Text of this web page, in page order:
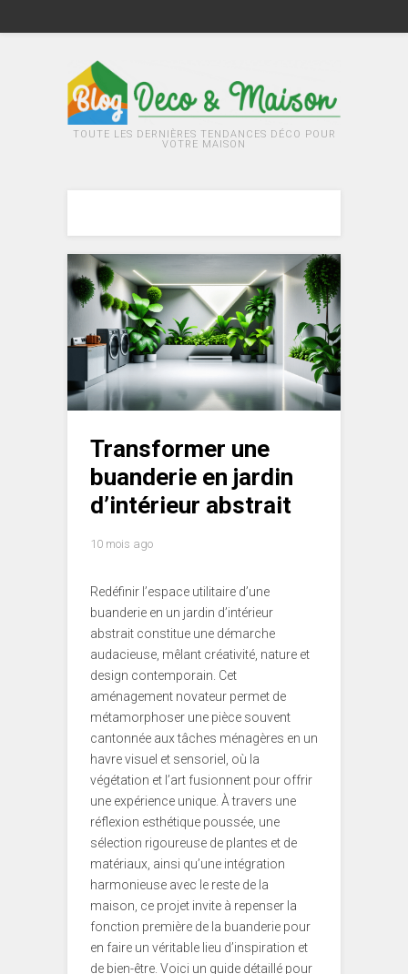
TOUTE LES DERNIÈRES TENDANCES DÉCO POUR
VOTRE MAISON
Transformer une
buanderie en jardin
d’intérieur abstrait
10 mois ago
Redéfinir l’espace utilitaire d’une
buanderie en un jardin d’intérieur
abstrait constitue une démarche
audacieuse, mêlant créativité, nature et
design contemporain. Cet
aménagement novateur permet de
métamorphoser une pièce souvent
cantonnée aux tâches ménagères en un
havre visuel et sensoriel, où la
végétation et l’art fusionnent pour offrir
une expérience unique. À travers une
réflexion esthétique poussée, une
sélection rigoureuse de plantes et de
matériaux, ainsi qu’une intégration
harmonieuse avec le reste de la
maison, ce projet invite à repenser la
fonction première de la buanderie pour
en faire un véritable lieu d’inspiration et
de bien-être. Voici un guide détaillé pour